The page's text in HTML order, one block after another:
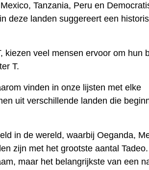
Tanzania, Peru en
deze landen suggereert een
kiezen veel mensen ervoor om hun
T.
vinden in onze lijsten met elke
uit verschillende landen die
in de wereld, waarbij Oeganda,
zijn met het grootste aantal Tadeo.
maar het belangrijkste van een